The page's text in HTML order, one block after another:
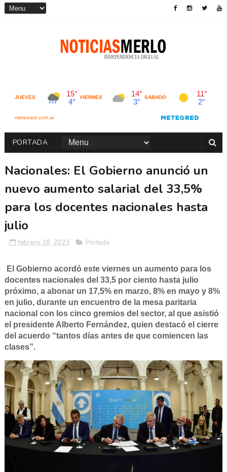
PORTADA
Nacionales: El Gobierno anunció un
nuevo aumento salarial del 33,5%
para los docentes nacionales hasta
julio
febrero 18, 2023 Portada
El Gobierno acordó este viernes un aumento para los
docentes nacionales del 33,5 por ciento hasta julio
próximo, a abonar un 17,5% en marzo, 8% en mayo y 8%
en julio, durante un encuentro de la mesa paritaria
nacional con los cinco gremios del sector, al que asistió
el presidente Alberto Fernández, quien destacó el cierre
del acuerdo “tantos días antes de que comiencen las
clases”.